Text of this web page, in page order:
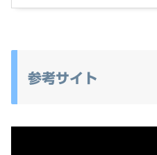
参考サイト